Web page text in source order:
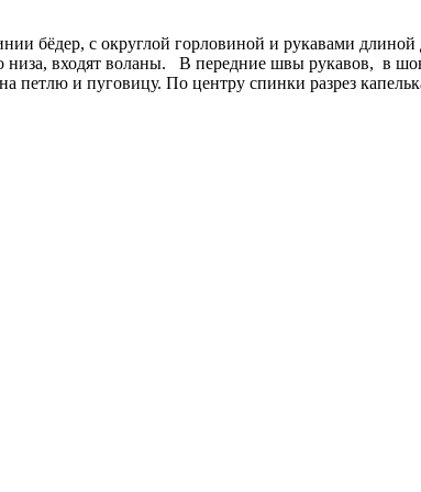
бёдер, с округлой горловиной и рукавами
входят воланы. В передние швы рукавов, в шов
и пуговицу. По центру спинки разрез